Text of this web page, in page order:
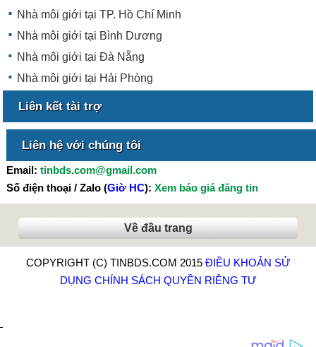
Nhà môi giới tại TP. Hồ Chí Minh
Nhà môi giới tại Bình Dương
Nhà môi giới tại Đà Nẵng
Nhà môi giới tại Hải Phòng
Liên kết tài trợ
Liên hệ với chúng tôi
Email: tinbds.com@gmail.com
Số điện thoại / Zalo (Giờ HC): Xem báo giá đăng tin
Về đầu trang
COPYRIGHT (C) TINBDS.COM 2015 ĐIỀU KHOẢN SỬ
DỤNG CHÍNH SÁCH QUYỀN RIÊNG TƯ